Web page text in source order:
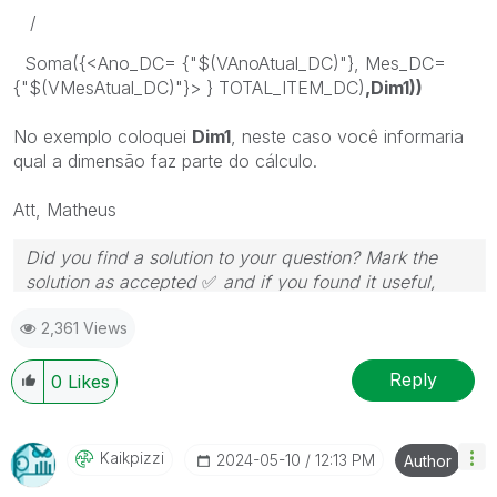
/
Soma({<Ano_DC= {"$(VAnoAtual_DC)"}, Mes_DC=
{"$(VMesAtual_DC)"}> } TOTAL_ITEM_DC),Dim1))
No exemplo coloquei Dim1 , neste caso você informaria
qual a dimensão faz parte do cálculo.
Att, Matheus
Did you find a solution to your question? Mark the
solution as accepted ✅ and if you found it useful,
2,361 Views
0 Likes Reply
Kaikpizzi ‎2024-05-10 12:13 PM Author